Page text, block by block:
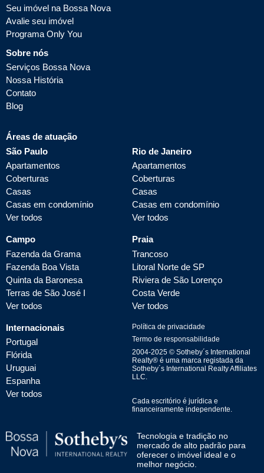
Seu imóvel na Bossa Nova
Avalie seu imóvel
Programa Only You
Sobre nós
Serviços Bossa Nova
Nossa História
Contato
Blog
Áreas de atuação
São Paulo
Apartamentos
Coberturas
Casas
Casas em condomínio
Ver todos
Rio de Janeiro
Apartamentos
Coberturas
Casas
Casas em condomínio
Ver todos
Campo
Fazenda da Grama
Fazenda Boa Vista
Quinta da Baronesa
Terras de São José I
Ver todos
Praia
Trancoso
Litoral Norte de SP
Riviera de São Lorenço
Costa Verde
Ver todos
Internacionais
Portugal
Flórida
Uruguai
Espanha
Ver todos
Política de privacidade
Termo de responsabilidade
2004-2025 © Sotheby´s International
Realty® é uma marca registada da
Sotheby´s International Realty Affiliates
LLC.
Cada escritório é jurídica e
financeiramente independente.
Tecnologia e tradição no
mercado de alto padrão para
oferecer o imóvel ideal e o
melhor negócio.